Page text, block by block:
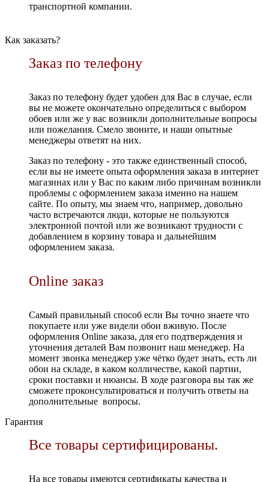
транспортной компании.
Как заказать?
Заказ по телефону
Заказ по телефону будет удобен для Вас в случае, если
вы не можете окончательно определиться с выбором
обоев или же у вас возникли дополнительные вопросы
или пожелания. Смело звоните, и наши опытные
менеджеры ответят на них.
Заказ по телефону - это также единственный способ,
если вы не имеете опыта оформления заказа в интернет
магазинах или у Вас по каким либо причинам возникли
проблемы с оформлением заказа именно на нашем
сайте. По опыту, мы знаем что, например, довольно
часто встречаются люди, которые не пользуются
электронной почтой или же возникают трудности с
добавлением в корзину товара и дальнейшим
оформлением заказа.
Online заказ
Самый правильный способ если Вы точно знаете что
покупаете или уже видели обои вживую. После
оформления Online заказа, для его подтверждения и
уточнения деталей Вам позвонит наш менеджер. На
момент звонка менеджер уже чётко будет знать, есть ли
обои на складе, в каком колличестве, какой партии,
сроки поставки и нюансы. В ходе разговора вы так же
сможете проконсультироваться и получить ответы на
дополнительные вопросы.
Гарантия
Все товары сертифицированы.
На все товары имеются сертификаты качества и